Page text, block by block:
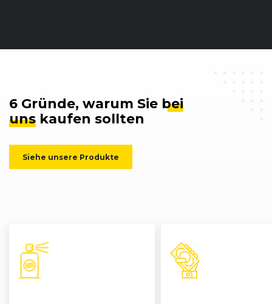
6 Gründe, warum Sie bei
uns kaufen sollten
Siehe unsere Produkte